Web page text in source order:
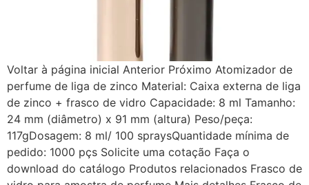
Voltar à página inicial Anterior Próximo Atomizador de
perfume de liga de zinco Material: Caixa externa de liga
de zinco + frasco de vidro Capacidade: 8 ml Tamanho:
24 mm (diâmetro) x 91 mm (altura) Peso/peça:
117gDosagem: 8 ml/ 100 spraysQuantidade mínima de
pedido: 1000 pçs Solicite uma cotação Faça o
download do catálogo Produtos relacionados Frasco de